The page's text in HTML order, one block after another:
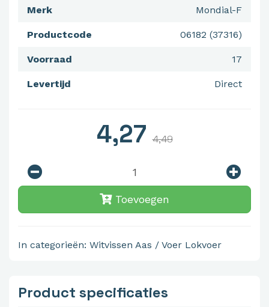
Mondial-F
Merk
06182 (37316)
Productcode
17
Voorraad
Direct
Levertijd
4,274,49
Toevoegen
In categorieën: Witvissen Aas / Voer Lokvoer
Product specificaties